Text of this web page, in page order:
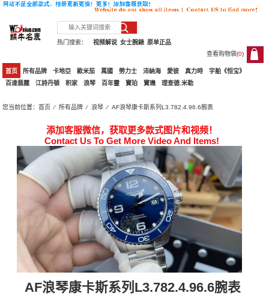
热门搜索： 原单正品
女士腕錶
视频解说
查看购物袋(0)
0
首页 所有品牌 卡地亞 歐米茄 萬國 勞力士 沛納海 愛彼 真力時
宇舶《恒宝》
百達翡麗
江詩丹頓 积家 浪琴 百年靈 寶珀 寶璣 理查德.米勒
您当前位置：首页 ⁄所有品牌 ⁄浪琴 ⁄ AF浪琴康卡斯系列L3.782.4.96.6腕表
添加客服微信，获取更多款式图片和视频！
Contact Us To Get More Video And Items!
AF浪琴康卡斯系列L3.782.4.96.6腕表